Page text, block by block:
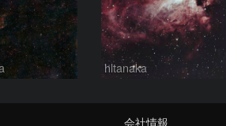
hltanaka
会社情報